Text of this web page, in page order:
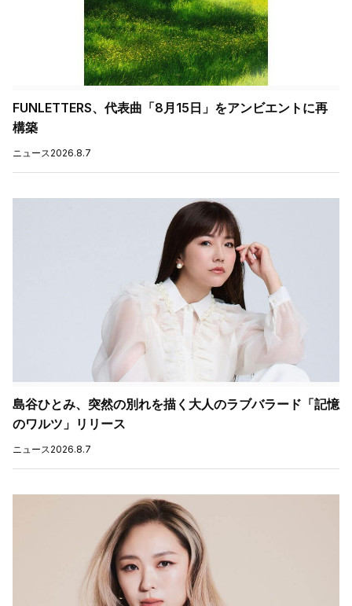
FUNLETTERS、代表曲「8月15日」をアンビエントに再
構築
ニュース 2026.8.7
島谷ひとみ、突然の別れを描く大人のラブバラード「記憶
のワルツ」リリース
ニュース 2026.8.7